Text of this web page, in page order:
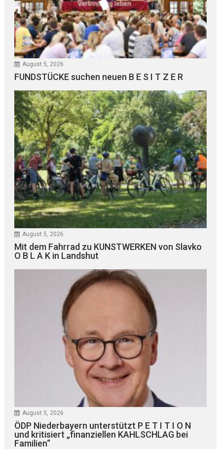
August 5, 2026
FUNDSTÜCKE suchen neuen B E S I T Z E R
August 5, 2026
Mit dem Fahrrad zu KUNSTWERKEN von Slavko
O B L A K in Landshut
August 5, 2026
ÖDP Niederbayern unterstützt P E T I T I O N
und kritisiert „finanziellen KAHLSCHLAG bei
Familien“